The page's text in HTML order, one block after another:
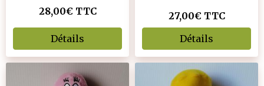
28,00€ TTC
Détails
27,00€ TTC
Détails